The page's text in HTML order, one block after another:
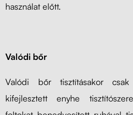
használat előtt.
Valódi bőr
Valódi bőr tisztításakor
kifejlesztett enyhe